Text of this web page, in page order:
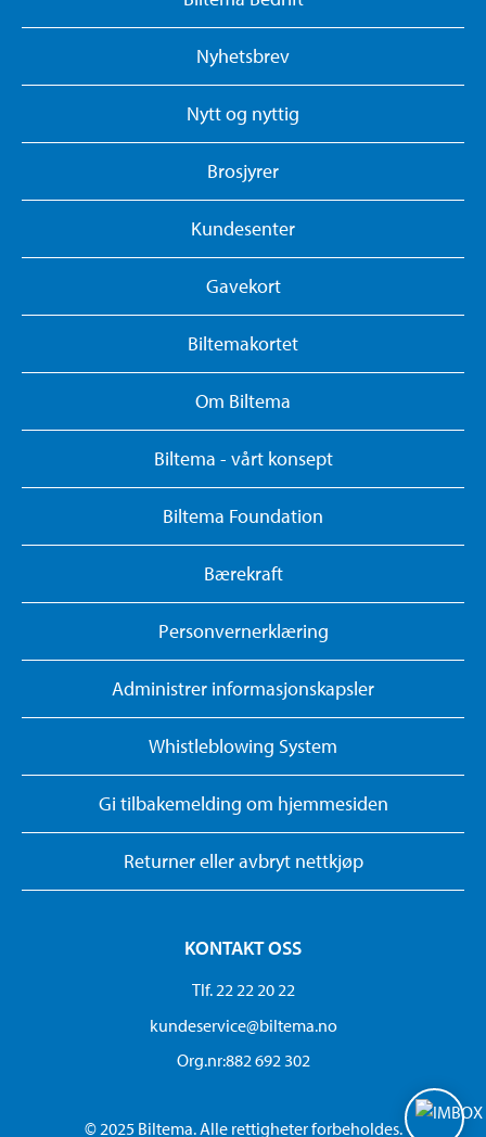
Nyhetsbrev
Nytt og nyttig
Brosjyrer
Kundesenter
Gavekort
Biltemakortet
Om Biltema
Biltema - vårt konsept
Biltema Foundation
Bærekraft
Personvernerklæring
Administrer informasjonskapsler
Whistleblowing System
Gi tilbakemelding om hjemmesiden
Returner eller avbryt nettkjøp
KONTAKT OSS
Tlf. 22 22 20 22
kundeservice@biltema.no
Org.nr:882 692 302
© 2025 Biltema. Alle rettigheter forbeholdes.